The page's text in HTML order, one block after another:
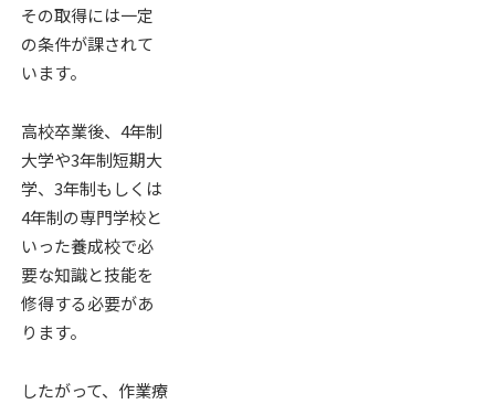
その取得には一定
の条件が課されて
います。
高校卒業後、4年制
大学や3年制短期大
学、3年制もしくは
4年制の専門学校と
いった養成校で必
要な知識と技能を
修得する必要があ
ります。
したがって、作業療